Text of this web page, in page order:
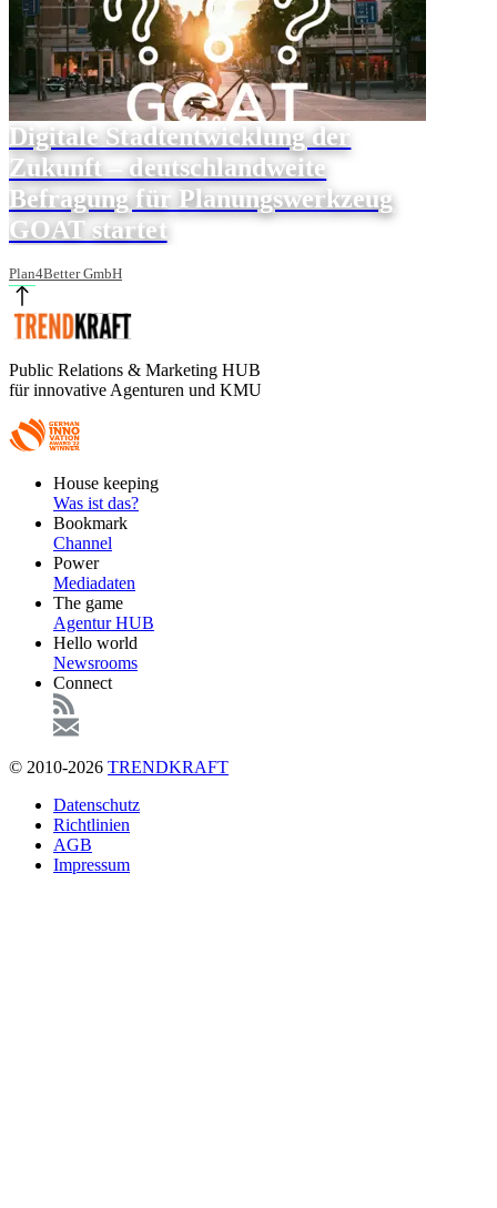
Digitale Stadtentwicklung der
Zukunft – deutschlandweite
Befragung für Planungswerkzeug
GOAT startet
Plan4Better GmbH
Public Relations & Marketing HUB
für innovative Agenturen und KMU
FooterHouse keeping
Was ist das?
Bookmark
Channel
Power
Mediadaten
The game
Agentur HUB
Hello world
Newsrooms
Connect
© 2010-2026 TRENDKRAFT
FußzeileDatenschutz
Richtlinien
AGB
Impressum